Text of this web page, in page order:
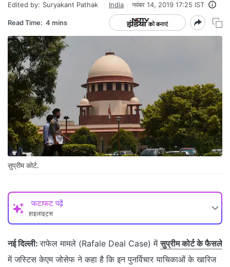
Edited by: Suryakant Pathak India नवंबर 14, 2019 17:25 IST
Read Time: 4 mins
सुप्रीम कोर्ट.
फटाफट पढ़ें
हाइलाइट्स
नई दिल्ली: राफेल मामले (Rafale Deal Case) मेंसुप्रीम कोर्ट के फैसले
में जस्टिस केएम जोसेफ ने कहा है कि इन पुनर्विचार याचिकाओं के खारिज